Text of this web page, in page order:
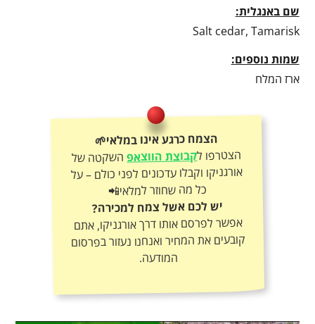
שם באנגלית:
Salt cedar, Tamarisk
שמות נוספים:
ארז המלח
הצמח כרגע אינו במלאי🌱
הצטרפו לקבוצת הווצאפהשקטה של
אורגניקו וקבלו עדכונים לפני כולם – על
כל מה שחוזר למלאי📲
יש לכם אשל צמח למכירה?
אפשר לפרסם אותו דרך אורגניקו, אתם
קובעים את המחיר ואנחנו נעזור בפרסום
המודעה.